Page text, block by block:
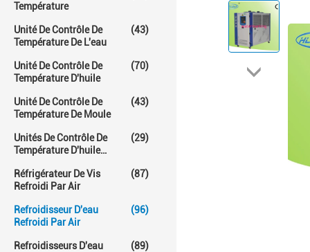
Température
Unité De Contrôle De
Température De L'eau
(43)
Unité De Contrôle De
Température D'huile
(70)
Unité De Contrôle De
Température De Moule
(43)
Unités De Contrôle De
Température D'huile
(29)
Réfrigérateur De Vis
Refroidi Par Air
(87)
Refroidisseur D'eau
Refroidi Par Air
(96)
Refroidisseurs D'eau
(89)